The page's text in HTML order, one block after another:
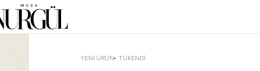
YENİ ÜRÜN TÜKENDI